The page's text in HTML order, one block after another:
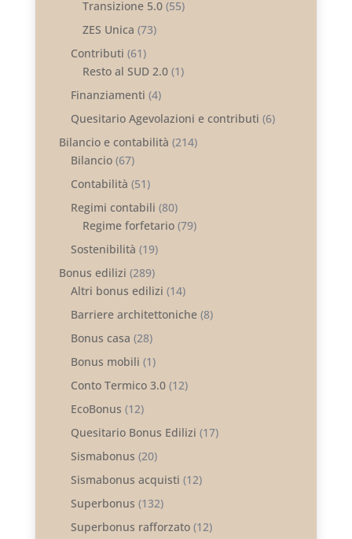
Transizione 5.0(55)
ZES Unica (73)
Contributi (61)
Resto al SUD 2.0(1)
Finanziamenti (4)
Quesitario Agevolazioni e contributi (6)
Bilancio e contabilità (214)
Bilancio(67)
Contabilità (51)
Regimi contabili (80)
Regime forfetario(79)
Sostenibilità (19)
Bonus edilizi (289)
Altri bonus edilizi (14)
Barriere architettoniche(8)
Bonus casa (28)
Bonus mobili (1)
Conto Termico 3.0(12)
EcoBonus (12)
Quesitario Bonus Edilizi (17)
Sismabonus (20)
Sismabonus acquisti (12)
Superbonus (132)
Superbonus rafforzato(12)